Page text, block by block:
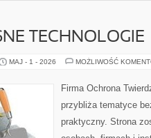
TECHNOLOGIE
MAJ - 1 - 2026 MOŻLIWOŚĆ
Firma Ochrona
przybliża tematyce
praktyczny. Strona